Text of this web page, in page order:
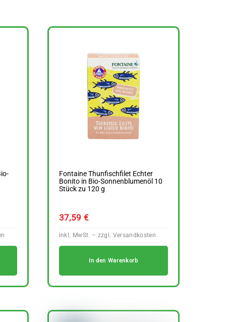
Fontaine Thunfischfilet Echter
Bonito in Bio-Sonnenblumenöl 10
Stück zu 120 g
37,59 €
In den Warenkorb